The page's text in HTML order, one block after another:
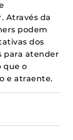
Através da
podem
dos
para atender
que o
e atraente.